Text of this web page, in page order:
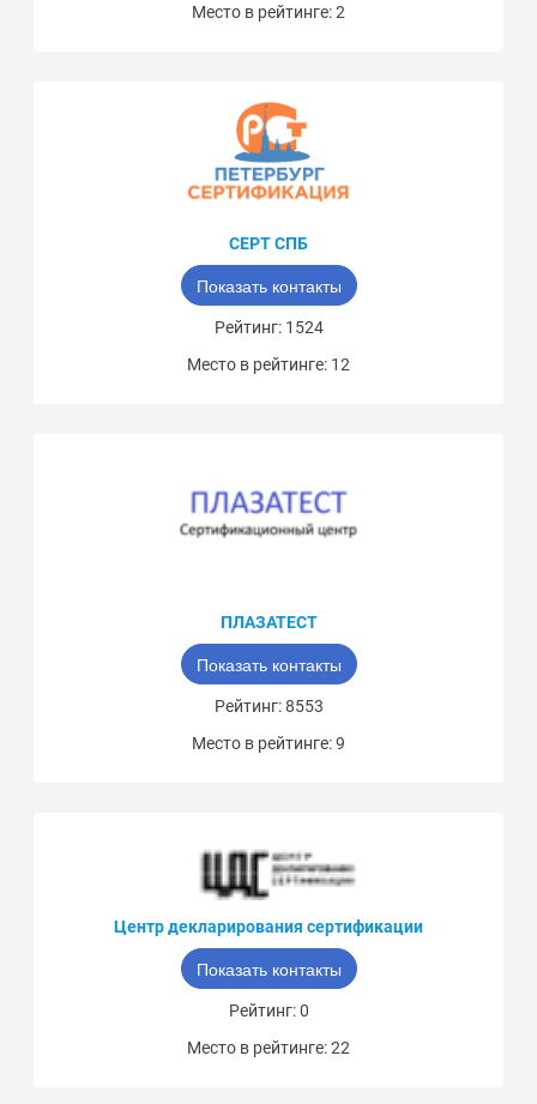
Место в рейтинге: 2
СЕРТ СПБ
Показать контакты
Рейтинг: 1524
Место в рейтинге: 12
ПЛАЗАТЕСТ
Показать контакты
Рейтинг: 8553
Место в рейтинге: 9
Центр декларирования сертификации
Показать контакты
Рейтинг: 0
Место в рейтинге: 22